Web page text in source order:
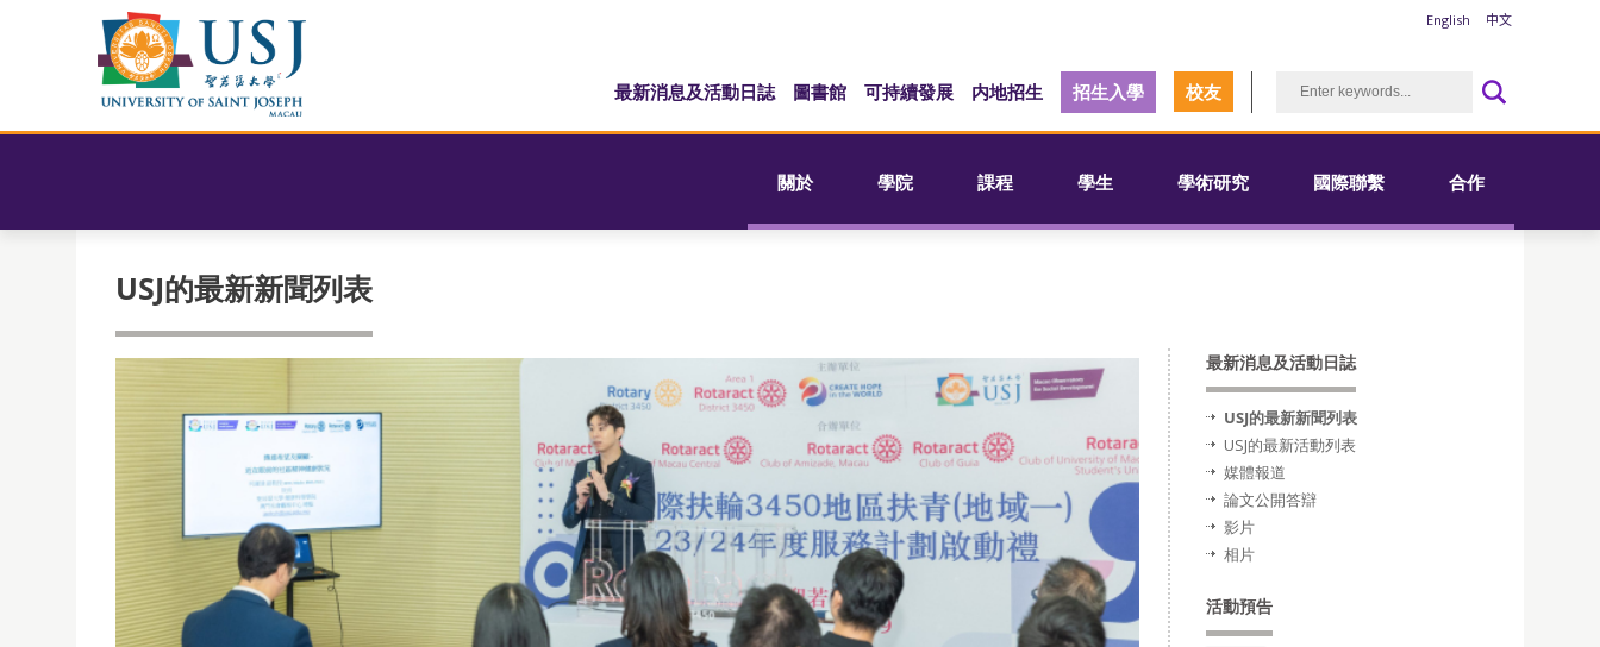
English 中文
最新消息及活動日誌 圖書館 可持續發展 内地招生 招生入學 校友
關於 學院 課程 學生 學術研究 國際聯繫 合作
USJ的最新新聞列表
最新消息及活動日誌
USJ的最新新聞列表
USJ的最新活動列表
媒體報道
論文公開答辯
影片
相片
活動預告